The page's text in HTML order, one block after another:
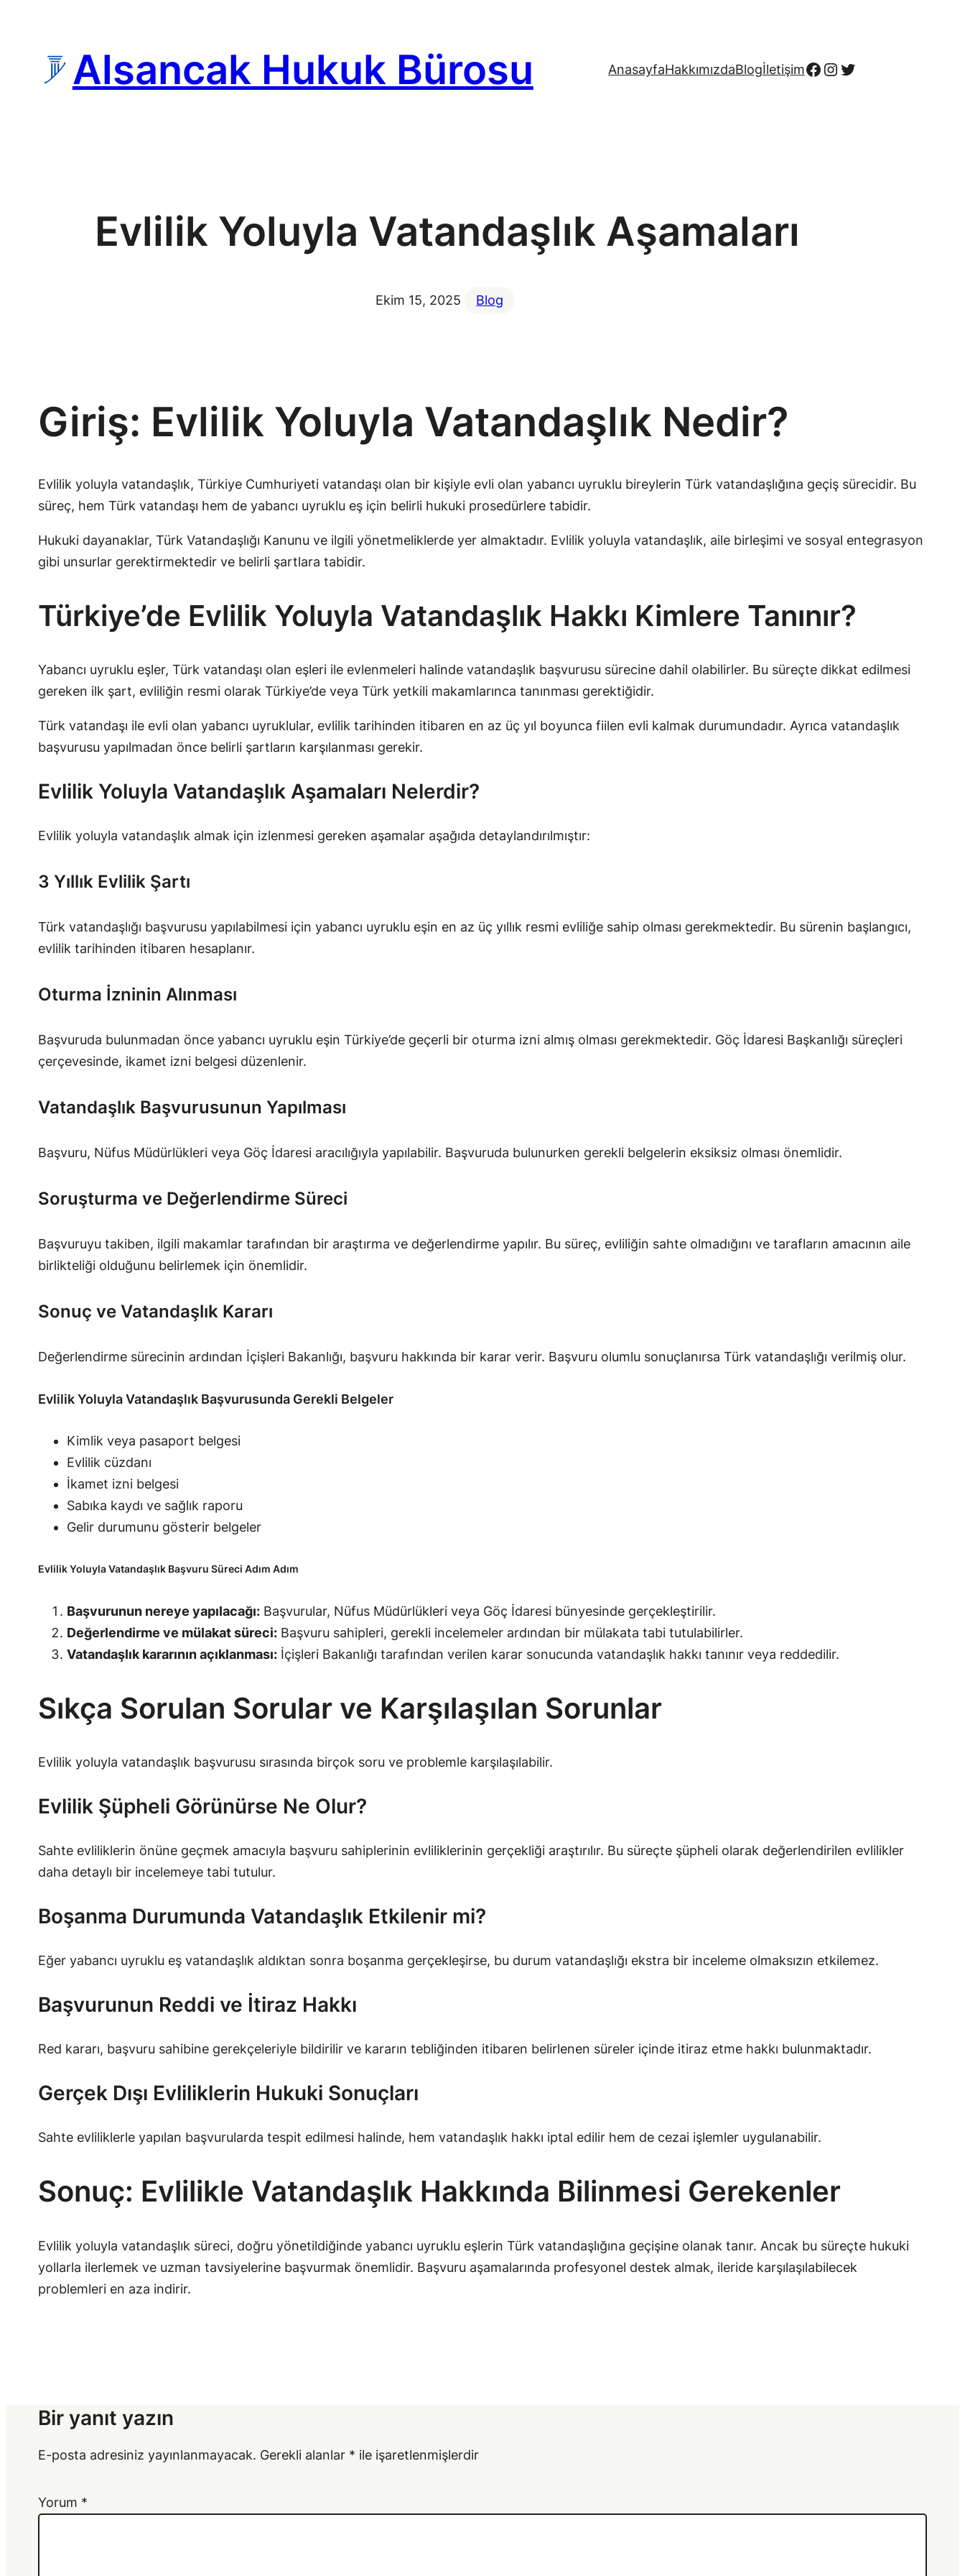
Alsancak Hukuk Bürosu AnasayfaHakkımızdaBlogİletişimFacebook
Instagram
Twitter
Evlilik Yoluyla Vatandaşlık Aşamaları
Ekim 15, 2025 Blog
Giriş: Evlilik Yoluyla Vatandaşlık Nedir?
Evlilik yoluyla vatandaşlık, Türkiye Cumhuriyeti vatandaşı olan bir kişiyle evli olan yabancı uyruklu bireylerin Türk vatandaşlığına geçiş sürecidir. Bu
süreç, hem Türk vatandaşı hem de yabancı uyruklu eş için belirli hukuki prosedürlere tabidir.
Hukuki dayanaklar, Türk Vatandaşlığı Kanunu ve ilgili yönetmeliklerde yer almaktadır. Evlilik yoluyla vatandaşlık, aile birleşimi ve sosyal entegrasyon
gibi unsurlar gerektirmektedir ve belirli şartlara tabidir.
Türkiye’de Evlilik Yoluyla Vatandaşlık Hakkı Kimlere Tanınır?
Yabancı uyruklu eşler, Türk vatandaşı olan eşleri ile evlenmeleri halinde vatandaşlık başvurusu sürecine dahil olabilirler. Bu süreçte dikkat edilmesi
gereken ilk şart, evliliğin resmi olarak Türkiye’de veya Türk yetkili makamlarınca tanınması gerektiğidir.
Türk vatandaşı ile evli olan yabancı uyruklular, evlilik tarihinden itibaren en az üç yıl boyunca fiilen evli kalmak durumundadır. Ayrıca vatandaşlık
başvurusu yapılmadan önce belirli şartların karşılanması gerekir.
Evlilik Yoluyla Vatandaşlık Aşamaları Nelerdir?
Evlilik yoluyla vatandaşlık almak için izlenmesi gereken aşamalar aşağıda detaylandırılmıştır:
3 Yıllık Evlilik Şartı
Türk vatandaşlığı başvurusu yapılabilmesi için yabancı uyruklu eşin en az üç yıllık resmi evliliğe sahip olması gerekmektedir. Bu sürenin başlangıcı,
evlilik tarihinden itibaren hesaplanır.
Oturma İzninin Alınması
Başvuruda bulunmadan önce yabancı uyruklu eşin Türkiye’de geçerli bir oturma izni almış olması gerekmektedir. Göç İdaresi Başkanlığı süreçleri
çerçevesinde, ikamet izni belgesi düzenlenir.
Vatandaşlık Başvurusunun Yapılması
Başvuru, Nüfus Müdürlükleri veya Göç İdaresi aracılığıyla yapılabilir. Başvuruda bulunurken gerekli belgelerin eksiksiz olması önemlidir.
Soruşturma ve Değerlendirme Süreci
Başvuruyu takiben, ilgili makamlar tarafından bir araştırma ve değerlendirme yapılır. Bu süreç, evliliğin sahte olmadığını ve tarafların amacının aile
birlikteliği olduğunu belirlemek için önemlidir.
Sonuç ve Vatandaşlık Kararı
Değerlendirme sürecinin ardından İçişleri Bakanlığı, başvuru hakkında bir karar verir. Başvuru olumlu sonuçlanırsa Türk vatandaşlığı verilmiş olur.
Evlilik Yoluyla Vatandaşlık Başvurusunda Gerekli Belgeler
Kimlik veya pasaport belgesi
Evlilik cüzdanı
İkamet izni belgesi
Sabıka kaydı ve sağlık raporu
Gelir durumunu gösterir belgeler
Evlilik Yoluyla Vatandaşlık Başvuru Süreci Adım Adım
Başvurunun nereye yapılacağı:Başvurular, Nüfus Müdürlükleri veya Göç İdaresi bünyesinde gerçekleştirilir.
Değerlendirme ve mülakat süreci:Başvuru sahipleri, gerekli incelemeler ardından bir mülakata tabi tutulabilirler.
Vatandaşlık kararının açıklanması:İçişleri Bakanlığı tarafından verilen karar sonucunda vatandaşlık hakkı tanınır veya reddedilir.
Sıkça Sorulan Sorular ve Karşılaşılan Sorunlar
Evlilik yoluyla vatandaşlık başvurusu sırasında birçok soru ve problemle karşılaşılabilir.
Evlilik Şüpheli Görünürse Ne Olur?
Sahte evliliklerin önüne geçmek amacıyla başvuru sahiplerinin evliliklerinin gerçekliği araştırılır. Bu süreçte şüpheli olarak değerlendirilen evlilikler
daha detaylı bir incelemeye tabi tutulur.
Boşanma Durumunda Vatandaşlık Etkilenir mi?
Eğer yabancı uyruklu eş vatandaşlık aldıktan sonra boşanma gerçekleşirse, bu durum vatandaşlığı ekstra bir inceleme olmaksızın etkilemez.
Başvurunun Reddi ve İtiraz Hakkı
Red kararı, başvuru sahibine gerekçeleriyle bildirilir ve kararın tebliğinden itibaren belirlenen süreler içinde itiraz etme hakkı bulunmaktadır.
Gerçek Dışı Evliliklerin Hukuki Sonuçları
Sahte evliliklerle yapılan başvurularda tespit edilmesi halinde, hem vatandaşlık hakkı iptal edilir hem de cezai işlemler uygulanabilir.
Sonuç: Evlilikle Vatandaşlık Hakkında Bilinmesi Gerekenler
Evlilik yoluyla vatandaşlık süreci, doğru yönetildiğinde yabancı uyruklu eşlerin Türk vatandaşlığına geçişine olanak tanır. Ancak bu süreçte hukuki
yollarla ilerlemek ve uzman tavsiyelerine başvurmak önemlidir. Başvuru aşamalarında profesyonel destek almak, ileride karşılaşılabilecek
problemleri en aza indirir.
Bir yanıt yazın
E-posta adresiniz yayınlanmayacak. Gerekli alanlar * ile işaretlenmişlerdir
Yorum *